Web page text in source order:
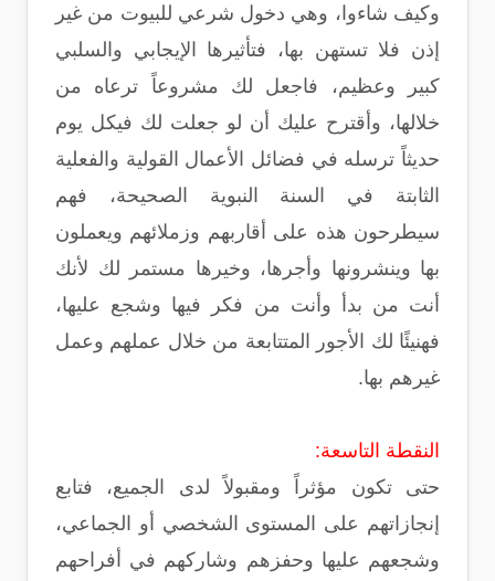
وكيف شاءوا، وهي دخول شرعي للبيوت من غير
إذن فلا تستهن بها، فتأثيرها الإيجابي والسلبي
كبير وعظيم، فاجعل لك مشروعاً ترعاه من
خلالها، وأقترح عليك أن لو جعلت لك فيكل يوم
حديثاً ترسله في فضائل الأعمال القولية والفعلية
الثابتة في السنة النبوية الصحيحة، فهم
سيطرحون هذه على أقاربهم وزملائهم ويعملون
بها وينشرونها وأجرها، وخيرها مستمر لك لأنك
أنت من بدأ وأنت من فكر فيها وشجع عليها،
فهنيئًا لك الأجور المتتابعة من خلال عملهم وعمل
غيرهم بها.
النقطة التاسعة:
حتى تكون مؤثراً ومقبولاً لدى الجميع، فتابع
إنجازاتهم على المستوى الشخصي أو الجماعي،
وشجعهم عليها وحفزهم وشاركهم في أفراحهم